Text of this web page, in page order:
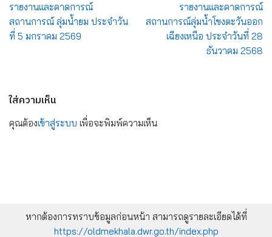
รายงานและคาดการณ์
สถานการณ์ ลุ่มน้ำยม ประจำวัน
ที่ 5 มกราคม 2569
รายงานและคาดการณ์
สถานการณ์ลุ่มน้ำโขงตะวันออก
เฉียงเหนือ ประจำวันที่ 28
ธันวาคม 2568
ใส่ความเห็น
คุณต้องเข้าสู่ระบบ เพื่อจะพิมพ์ความเห็น
หากต้องการทราบข้อมูลก่อนหน้า สามารถดูรายละเอียดได้ที่
https://oldmekhala.dwr.go.th/index.php